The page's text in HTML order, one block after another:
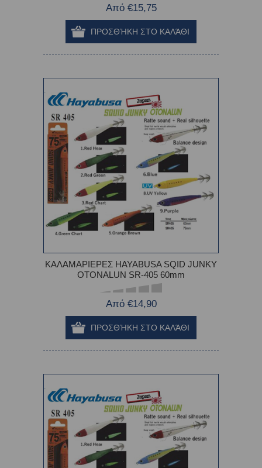
Από €15,75
ΚΑΛΑΜΑΡΙΕΡΕΣ HAYABUSA SQID JUNKY
OTONALUN SR-405 60mm
Από €14,90